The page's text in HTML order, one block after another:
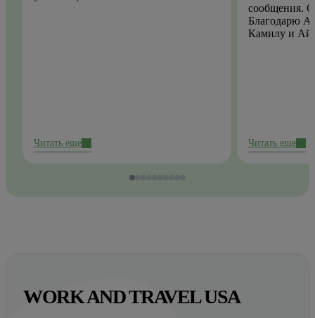
Читать еще
сообщения.
Благодарю
Камилу и
Читать еще
WORK AND TRAVEL USA